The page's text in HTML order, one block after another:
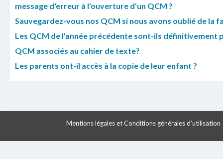
message d'erreur à l'ouverture d'un QCM ?
Sauvegardez-vous nos QCM si nous avons oublié de la
Les QCM de l'année précédente sont-ils définitivement
QCM associés au cahier de texte?
Les parents ont-il accès à la copie de leur enfant ?
Mentions légales et Conditions générales d'utilisation